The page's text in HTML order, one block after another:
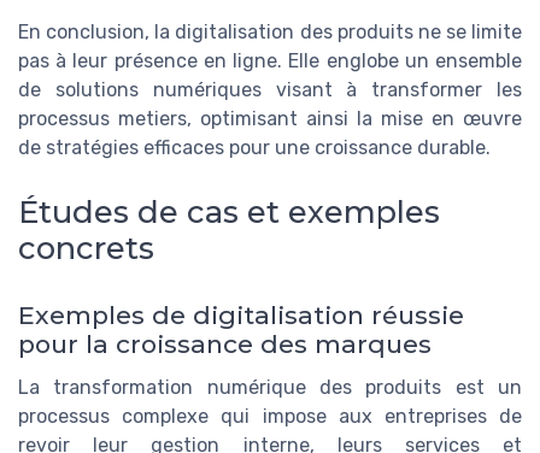
En conclusion, la digitalisation des produits ne se limite
pas à leur présence en ligne. Elle englobe un ensemble
de solutions numériques visant à transformer les
processus metiers, optimisant ainsi la mise en œuvre
de stratégies efficaces pour une croissance durable.
Études de cas et exemples
concrets
Exemples de digitalisation réussie
pour la croissance des marques
La transformation numérique des produits est un
processus complexe qui impose aux entreprises de
revoir leur gestion interne, leurs services et